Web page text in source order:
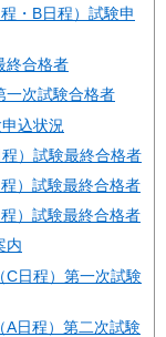
・B日程）試験申
終合格者
一次試験合格者
込状況
）試験最終合格者
）試験最終合格者
）試験最終合格者
内
C日程）第一次試験
A日程）第二次試験